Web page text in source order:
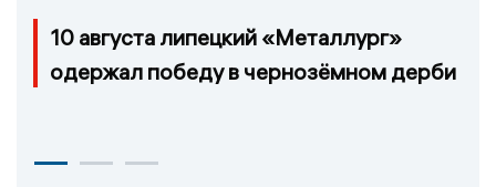
10 августа липецкий «Металлург»
одержал победу в чернозёмном дерби